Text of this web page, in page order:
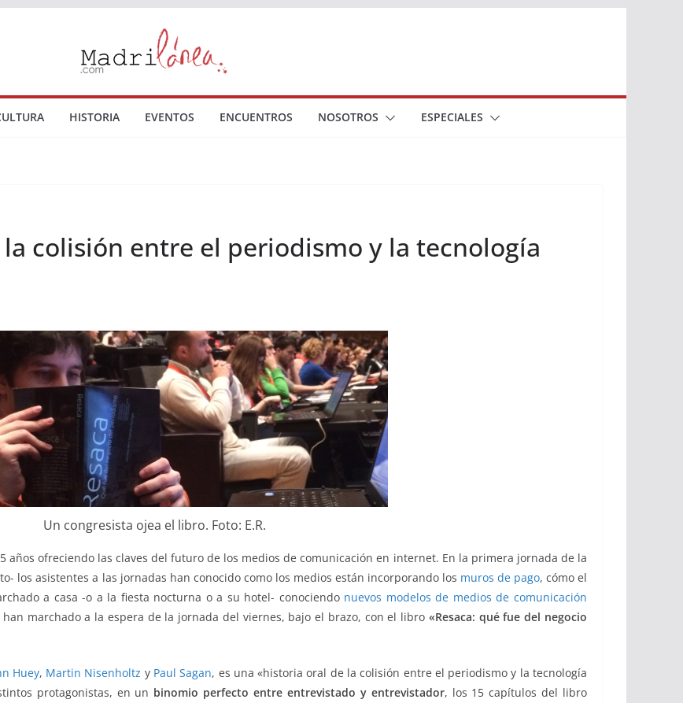
HISTORIA EVENTOS ENCUENTROS NOSOTROS ESPECIALES
la colisión entre el periodismo y la tecnología
Un congresista ojea el libro. Foto: E.R.
años ofreciendo las claves del futuro de los medios de comunicación en internet. En la primera jornada de la
los asistentes a las jornadas han conocido como los medios están incorporando los muros de pago, cómo el
a casa -o a la fiesta nocturna o a su hotel- conociendo nuevos modelos de medios de comunicación
marchado a la espera de la jornada del viernes, bajo el brazo, con el libro «Resaca: qué fue del negocio
Huey, Martin Nisenholtz y Paul Sagan, es una «historia oral de la colisión entre el periodismo y la tecnología
protagonistas, en un binomio perfecto entre entrevistado y entrevistador, los 15 capítulos del libro